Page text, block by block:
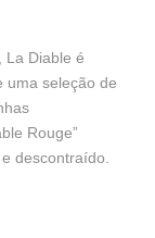
La Diable é
uma seleção de
Rouge”
descontraído.